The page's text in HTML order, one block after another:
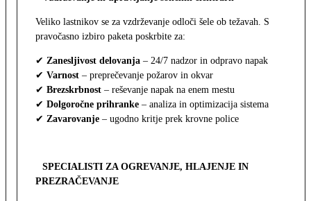
Veliko lastnikov se za vzdrževanje odloči šele ob težavah. S
pravočasno izbiro paketa poskrbite za:
✔ Zanesljivost delovanja – 24/7 nadzor in odpravo napak
✔ Varnost – preprečevanje požarov in okvar
✔ Brezskrbnost – reševanje napak na enem mestu
✔ Dolgoročne prihranke – analiza in optimizacija sistema
✔ Zavarovanje – ugodno kritje prek krovne police
SPECIALISTI ZA OGREVANJE, HLAJENJE IN
PREZRAČEVANJE